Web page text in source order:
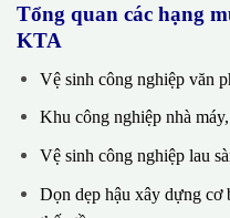
Tổng quan các hạng
KTA
Vệ sinh công nghiệp văn
Khu công nghiệp nhà
Vệ sinh công nghiệp lau
Dọn dẹp hậu xây dựng cơ